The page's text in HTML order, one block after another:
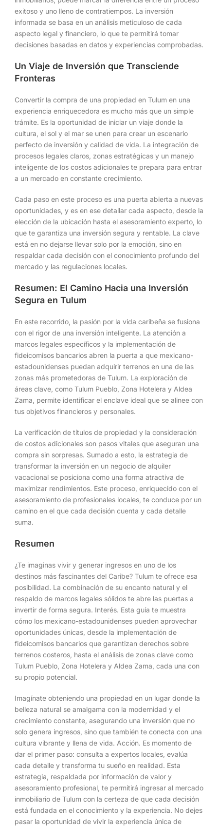
exitoso y uno lleno de contratiempos. La inversión
informada se basa en un análisis meticuloso de cada
aspecto legal y financiero, lo que te permitirá tomar
decisiones basadas en datos y experiencias comprobadas.
Un Viaje de Inversión que Transciende
Fronteras
Convertir la compra de una propiedad en Tulum en una
experiencia enriquecedora es mucho más que un simple
trámite. Es la oportunidad de iniciar un viaje donde la
cultura, el sol y el mar se unen para crear un escenario
perfecto de inversión y calidad de vida. La integración de
procesos legales claros, zonas estratégicas y un manejo
inteligente de los costos adicionales te prepara para entrar
a un mercado en constante crecimiento.
Cada paso en este proceso es una puerta abierta a nuevas
oportunidades, y es en ese detallar cada aspecto, desde la
elección de la ubicación hasta el asesoramiento experto, lo
que te garantiza una inversión segura y rentable. La clave
está en no dejarse llevar solo por la emoción, sino en
respaldar cada decisión con el conocimiento profundo del
mercado y las regulaciones locales.
Resumen: El Camino Hacia una Inversión
Segura en Tulum
En este recorrido, la pasión por la vida caribeña se fusiona
con el rigor de una inversión inteligente. La atención a
marcos legales específicos y la implementación de
fideicomisos bancarios abren la puerta a que mexicano-
estadounidenses puedan adquirir terrenos en una de las
zonas más prometedoras de Tulum. La exploración de
áreas clave, como Tulum Pueblo, Zona Hotelera y Aldea
Zama, permite identificar el enclave ideal que se alinee con
tus objetivos financieros y personales.
La verificación de títulos de propiedad y la consideración
de costos adicionales son pasos vitales que aseguran una
compra sin sorpresas. Sumado a esto, la estrategia de
transformar la inversión en un negocio de alquiler
vacacional se posiciona como una forma atractiva de
maximizar rendimientos. Este proceso, enriquecido con el
asesoramiento de profesionales locales, te conduce por un
camino en el que cada decisión cuenta y cada detalle
suma.
Resumen
¿Te imaginas vivir y generar ingresos en uno de los
destinos más fascinantes del Caribe? Tulum te ofrece esa
posibilidad. La combinación de su encanto natural y el
respaldo de marcos legales sólidos te abre las puertas a
invertir de forma segura. Interés. Esta guía te muestra
cómo los mexicano-estadounidenses pueden aprovechar
oportunidades únicas, desde la implementación de
fideicomisos bancarios que garantizan derechos sobre
terrenos costeros, hasta el análisis de zonas clave como
Tulum Pueblo, Zona Hotelera y Aldea Zama, cada una con
su propio potencial.
Imagínate obteniendo una propiedad en un lugar donde la
belleza natural se amalgama con la modernidad y el
crecimiento constante, asegurando una inversión que no
solo genera ingresos, sino que también te conecta con una
cultura vibrante y llena de vida. Acción. Es momento de
dar el primer paso: consulta a expertos locales, evalúa
cada detalle y transforma tu sueño en realidad. Esta
estrategia, respaldada por información de valor y
asesoramiento profesional, te permitirá ingresar al mercado
inmobiliario de Tulum con la certeza de que cada decisión
está fundada en el conocimiento y la experiencia. No dejes
pasar la oportunidad de vivir la experiencia única de